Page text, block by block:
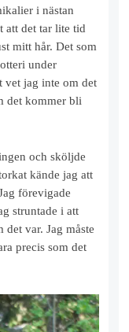
i nästan
att det tar lite tid
mitt hår. Det som
under
vet jag inte om det
det kommer bli
och sköljde
kände jag att
förevigade
struntade i att
det var. Jag måste
precis som det